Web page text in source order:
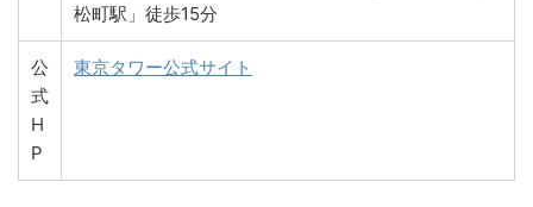
松町駅」徒歩15分
公
式
H
P
東京タワー公式サイト